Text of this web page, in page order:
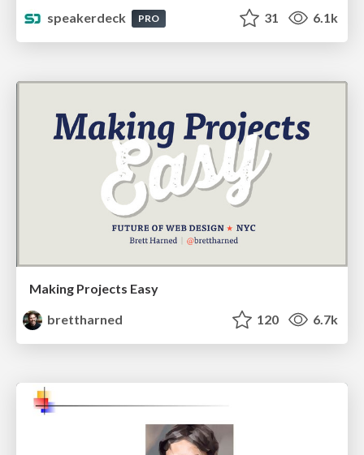
speakerdeck
PRO 31 6.1k
Making Projects Easy
brettharned
120 6.7k